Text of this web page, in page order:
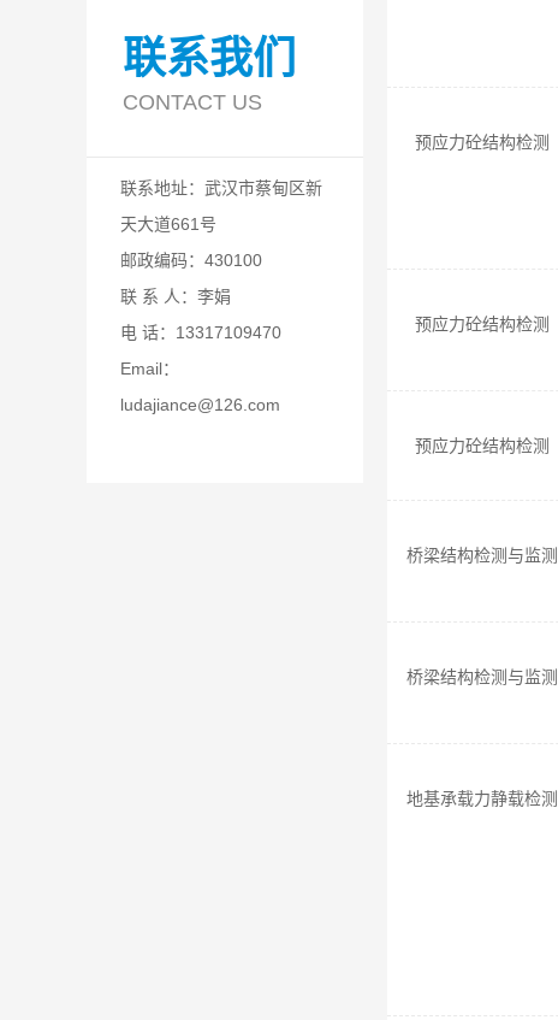
联系我们
CONTACT US
联系地址：武汉市蔡甸区新
天大道661号
邮政编码：430100
联 系 人：李娟
电 话：13317109470
Email：
ludajiance@126.com
预应力砼结构检测
预应力砼结构检测
预应力砼结构检测
桥梁结构检测与监测
桥梁结构检测与监测
地基承载力静载检测